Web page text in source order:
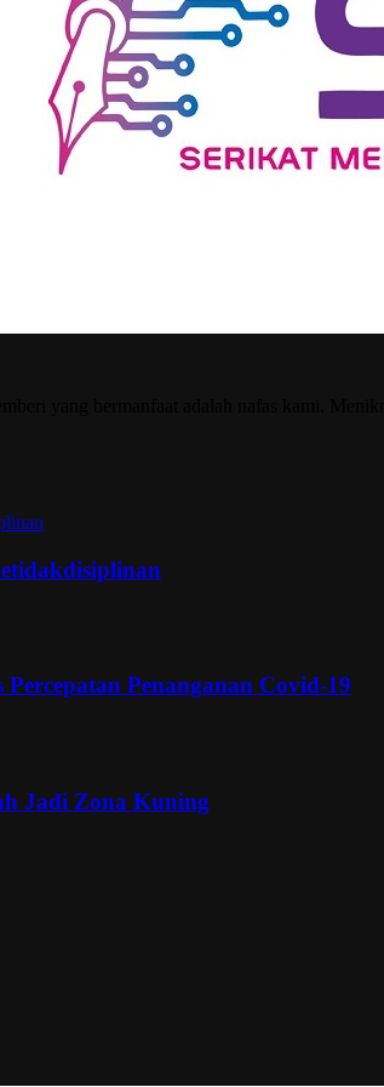
Penanganan Covid-19
Jadi Zona Kuning